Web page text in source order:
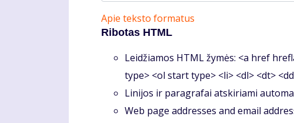
Apie teksto formatus
Ribotas HTML
Leidžiamos HTML žymės: <a href
type> <ol start type> <li> <dl> <dt>
Linijos ir paragrafai atskiriami
Web page addresses and email